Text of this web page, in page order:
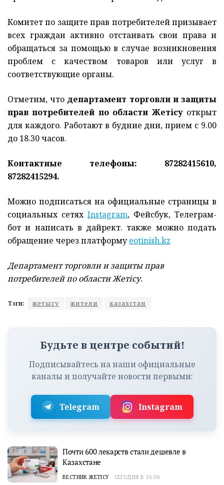
Комитет по защите прав потребителей призывает
всех граждан активно отстаивать свои права и
обращаться за помощью в случае возникновения
проблем с качеством товаров или услуг в
соответствующие органы.
Отметим, что департамент торговли и защиты
прав потребителей по области Жетісу открыт
для каждого. Работают в будние дни, прием с 9.00
до 18.30 часов.
Контактные телефоны: 87282415610,
87282415294.
Можно подписаться на официальные страницы в
социальных сетях Instagram, Фейсбук, Телеграм-
бот и написать в дайрект. также можно подать
обращение через платформуeotinish.kz
Департамент торговли и защиты прав
потребителей по области Жетісу.
Тэги: жетысу жители казахстан
Будьте в центре событий!
Подписывайтесь на наши официальные
каналы и получайте новости первыми:
Telegram Instagram
Почти 600 лекарств стали дешевле в
Казахстане
ВЕСТНИК ЖЕТІСУ СЕГОДНЯ В 16:06